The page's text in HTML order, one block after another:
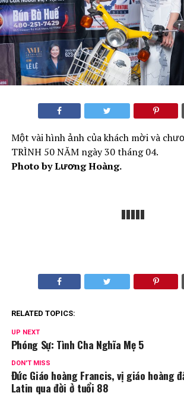
Một vài hình ảnh của khách mời và
TRÌNH 50 NĂM ngày 30 tháng 04.
Photo by Lương Hoàng.
RELATED TOPICS:
UP NEXT
Phóng Sự: Tình Cha Nghĩa Mẹ 5
DON'T MISS
Đức Giáo hoàng Francis, vị giáo hoàng
Latin qua đời ở tuổi 88